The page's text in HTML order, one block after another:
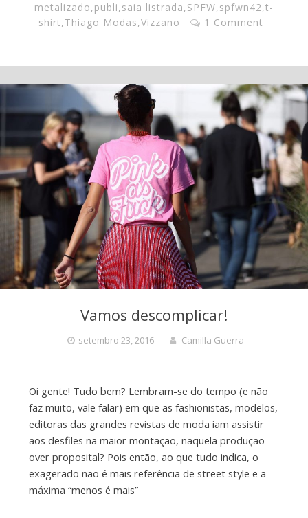
metalizado,publi,saia listrada,SPFW,spfwn42,t-
shirt,Thiago Modas,Vizzano 1 Comment
Vamos descomplicar!
setembro 23, 2016 Camilla Guerra
Oi gente! Tudo bem? Lembram-se do tempo (e não
faz muito, vale falar) em que as fashionistas, modelos,
editoras das grandes revistas de moda iam assistir
aos desfiles na maior montação, naquela produção
over proposital? Pois então, ao que tudo indica, o
exagerado não é mais referência de street style e a
máxima “menos é mais”